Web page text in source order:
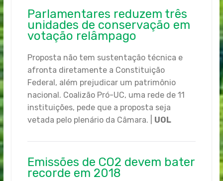
Parlamentares reduzem três
unidades de conservação em
votação relâmpago
Proposta não tem sustentação técnica e
afronta diretamente a Constituição
Federal, além prejudicar um patrimônio
nacional. Coalizão Pró-UC, uma rede de 11
instituições, pede que a proposta seja
vetada pelo plenário da Câmara. | UOL
Emissões de CO2 devem bater
recorde em 2018